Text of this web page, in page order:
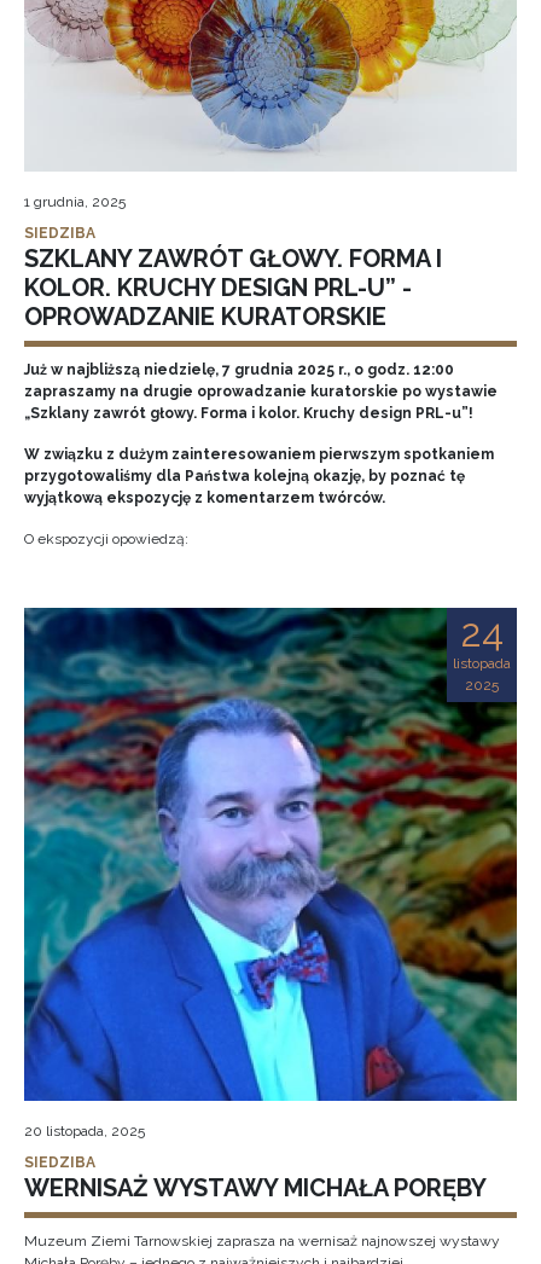
1 grudnia, 2025
SIEDZIBA
SZKLANY ZAWRÓT GŁOWY. FORMA I
KOLOR. KRUCHY DESIGN PRL-U” -
OPROWADZANIE KURATORSKIE
Już w najbliższą niedzielę, 7 grudnia 2025 r., o godz. 12:00
zapraszamy na drugie oprowadzanie kuratorskie po wystawie
„Szklany zawrót głowy. Forma i kolor. Kruchy design PRL-u”!
W związku z dużym zainteresowaniem pierwszym spotkaniem
przygotowaliśmy dla Państwa kolejną okazję, by poznać tę
wyjątkową ekspozycję z komentarzem twórców.
O ekspozycji opowiedzą:
24
listopada
2025
20 listopada, 2025
SIEDZIBA
WERNISAŻ WYSTAWY MICHAŁA PORĘBY
Muzeum Ziemi Tarnowskiej zaprasza na wernisaż najnowszej wystawy